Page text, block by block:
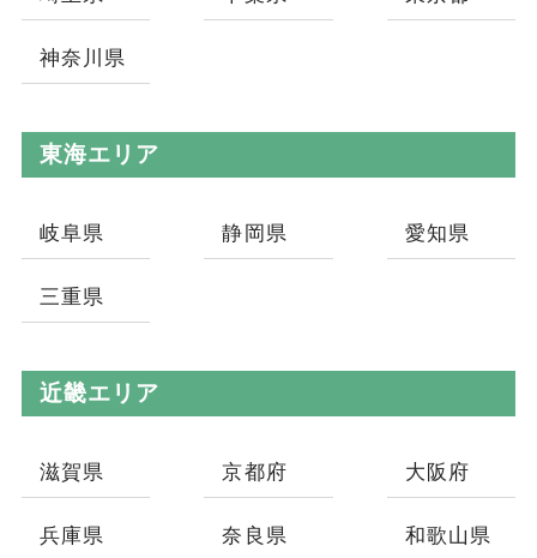
神奈川県
東海エリア
岐阜県 静岡県 愛知県
三重県
近畿エリア
滋賀県 京都府 大阪府
兵庫県 奈良県 和歌山県